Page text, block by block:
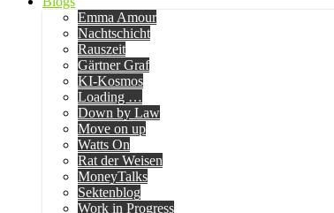
Emma Amour
Nachtschicht
Rauszeit
Gärtner Graf
KI-Kosmos
Loading …
Down by Law
Move on up
Watts On
Rat der Weisen
MoneyTalks
Sektenblog
Work in Progress